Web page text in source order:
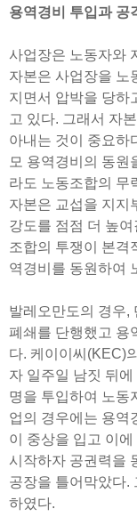
용역경비 투입과 공
사업장은 노동자와
자본은 사업장을 노
지면서 압박을 당하
고 있다. 그래서 자
아내는 것이 중요하
모 용역경비의 동원
라도 노동조합의 무
자본은 교섭을 지지
강도를 점점 더 높
조합의 투쟁이 본격
역경비를 동원하여
발레오만도의 경우,
폐쇄를 단행했고 용
다. 케이이씨(KEC)
자 일주일 남짓 뒤
명을 투입하여 노동
업의 경우에는 용역
이 중상을 입고 이
시작하자 공권력을
공장을 틀어막았다.
하였다.